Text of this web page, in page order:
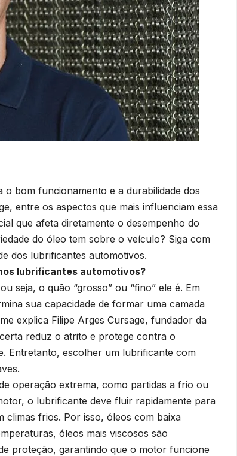
bom funcionamento e a durabilidade dos
entre os aspectos que mais influenciam essa
que afeta diretamente o desempenho do
do óleo tem sobre o veículo? Siga com
dos lubrificantes automotivos.
lubrificantes automotivos?
seja, o quão “grosso” ou “fino” ele é. Em
sua capacidade de formar uma camada
explica Filipe Arges Cursage, fundador da
reduz o atrito e protege contra o
Entretanto, escolher um lubrificante com
operação extrema, como partidas a frio ou
o lubrificante deve fluir rapidamente para
climas frios. Por isso, óleos com baixa
óleos mais viscosos são
proteção, garantindo que o motor funcione